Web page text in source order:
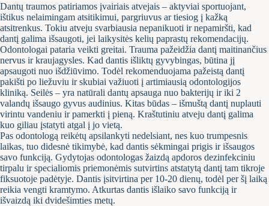
Dantų traumos patiriamos įvairiais atvejais – aktyviai sportuojant,
ištikus nelaimingam atsitikimui, pargriuvus ar tiesiog į kažką
atsitrenkus. Tokiu atveju svarbiausia nepanikuoti ir nepamiršti, kad
dantį galima išsaugoti, jei laikysitės kelių paprastų rekomendacijų.
Odontologai pataria veikti greitai. Trauma pažeidžia dantį maitinančius
nervus ir kraujagysles. Kad dantis išliktų gyvybingas, būtina jį
apsaugoti nuo išdžiūvimo. Todėl rekomenduojama pažeistą dantį
pakišti po liežuviu ir skubiai važiuoti į artimiausią odontologijos
kliniką. Seilės – yra natūrali dantų apsauga nuo bakterijų ir iki 2
valandų išsaugo gyvus audinius. Kitas būdas – išmuštą dantį nuplauti
virintu vandeniu ir pamerkti į pieną. Kraštutiniu atveju dantį galima
kuo giliau įstatyti atgal į jo vietą.
Pas odontologą reikėtų apsilankyti nedelsiant, nes kuo trumpesnis
laikas, tuo didesnė tikimybė, kad dantis sėkmingai prigis ir išsaugos
savo funkciją. Gydytojas odontologas žaizdą apdoros dezinfekciniu
tirpalu ir specialiomis priemonėmis sutvirtins atstatytą dantį tam tikroje
fiksuotoje padėtyje. Dantis įsitvirtina per 10-20 dienų, todėl per šį laiką
reikia vengti kramtymo. Atkurtas dantis išlaiko savo funkciją ir
išvaizdą iki dvidešimties metų.